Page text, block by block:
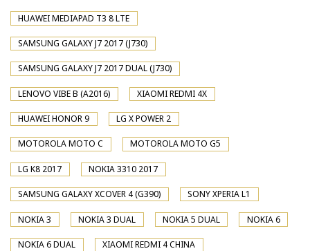
HUAWEI MEDIAPAD T3 8 LTE
SAMSUNG GALAXY J7 2017 (J730)
SAMSUNG GALAXY J7 2017 DUAL (J730)
LENOVO VIBE B (A2016) XIAOMI REDMI 4X
HUAWEI HONOR 9 LG X POWER 2
MOTOROLA MOTO C MOTOROLA MOTO G5
LG K8 2017 NOKIA 3310 2017
SAMSUNG GALAXY XCOVER 4 (G390) SONY XPERIA L1
NOKIA 3 NOKIA 3 DUAL NOKIA 5 DUAL NOKIA 6
NOKIA 6 DUAL XIAOMI REDMI 4 CHINA